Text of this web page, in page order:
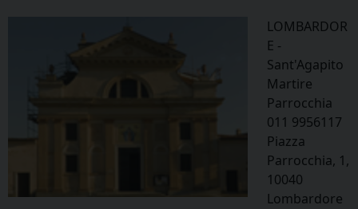
LOMBARDOR
E -
Sant'Agapito
Martire
Parrocchia
011 9956117
Piazza
Parrocchia, 1,
10040
Lombardore